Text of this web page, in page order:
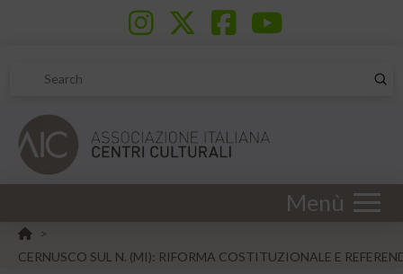
Search
Menù
HOME
>
CERNUSCO SUL N. (MI): RIFORMA COSTITUZIONALE E